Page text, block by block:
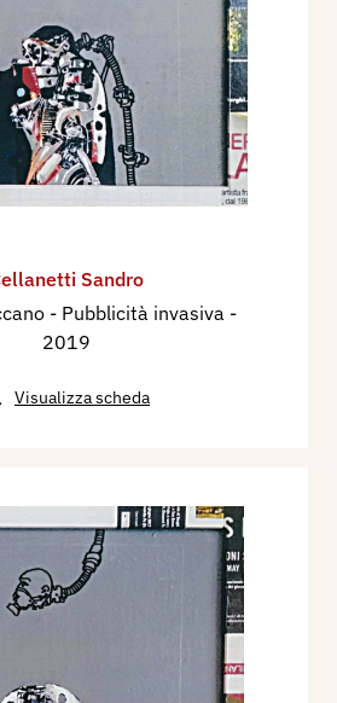
Sandro
- Pubblicità invasiva -
2019
Visualizza scheda